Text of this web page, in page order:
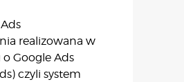
realizowana w
Google Ads
czyli system